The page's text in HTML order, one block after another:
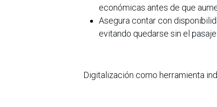
económicas antes de que
Asegura contar con
evitando quedarse sin el
Digitalización como herramienta